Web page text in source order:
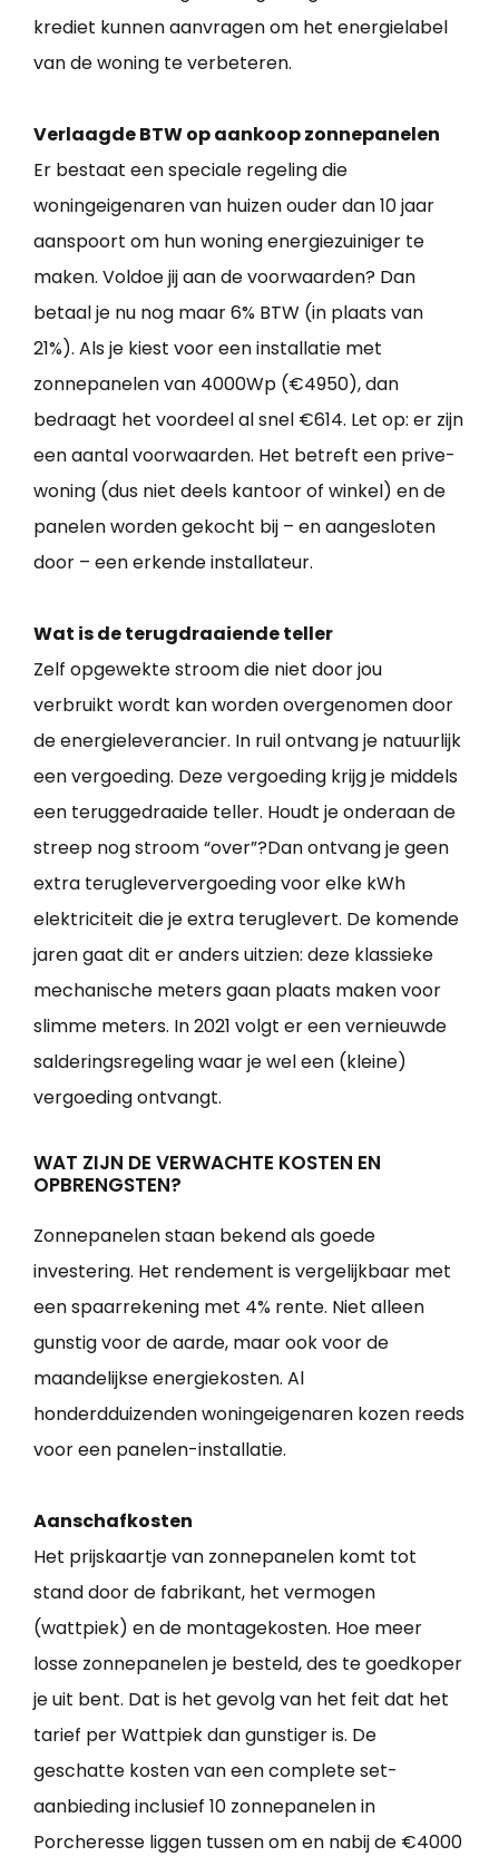
krediet kunnen aanvragen om het energielabel
van de woning te verbeteren.
Verlaagde BTW op aankoop zonnepanelen
Er bestaat een speciale regeling die
woningeigenaren van huizen ouder dan 10 jaar
aanspoort om hun woning energiezuiniger te
maken. Voldoe jij aan de voorwaarden? Dan
betaal je nu nog maar 6% BTW (in plaats van
21%). Als je kiest voor een installatie met
zonnepanelen van 4000Wp (€4950), dan
bedraagt het voordeel al snel €614. Let op: er zijn
een aantal voorwaarden. Het betreft een prive-
woning (dus niet deels kantoor of winkel) en de
panelen worden gekocht bij – en aangesloten
door – een erkende installateur.
Wat is de terugdraaiende teller
Zelf opgewekte stroom die niet door jou
verbruikt wordt kan worden overgenomen door
de energieleverancier. In ruil ontvang je natuurlijk
een vergoeding. Deze vergoeding krijg je middels
een teruggedraaide teller. Houdt je onderaan de
streep nog stroom “over”?Dan ontvang je geen
extra terugleververgoeding voor elke kWh
elektriciteit die je extra teruglevert. De komende
jaren gaat dit er anders uitzien: deze klassieke
mechanische meters gaan plaats maken voor
slimme meters. In 2021 volgt er een vernieuwde
salderingsregeling waar je wel een (kleine)
vergoeding ontvangt.
WAT ZIJN DE VERWACHTE KOSTEN EN
OPBRENGSTEN?
Zonnepanelen staan bekend als goede
investering. Het rendement is vergelijkbaar met
een spaarrekening met 4% rente. Niet alleen
gunstig voor de aarde, maar ook voor de
maandelijkse energiekosten. Al
honderdduizenden woningeigenaren kozen reeds
voor een panelen-installatie.
Aanschafkosten
Het prijskaartje van zonnepanelen komt tot
stand door de fabrikant, het vermogen
(wattpiek) en de montagekosten. Hoe meer
losse zonnepanelen je besteld, des te goedkoper
je uit bent. Dat is het gevolg van het feit dat het
tarief per Wattpiek dan gunstiger is. De
geschatte kosten van een complete set-
aanbieding inclusief 10 zonnepanelen in
Porcheresse liggen tussen om en nabij de €4000